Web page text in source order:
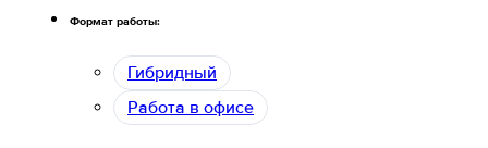
Формат работы:
Гибридный
Работа в офисе